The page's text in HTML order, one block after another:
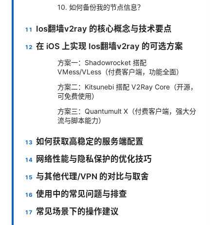
10. 如何备份我的节点信息？
Ios翻墙v2ray 的核心概念与技术要点
在 iOS 上实现 Ios翻墙v2ray 的可选方案
方案一：Shadowrocket 搭配
VMess/VLess（付费客户端，功能全面）
方案二：Kitsunebi 搭配 V2Ray Core（开源，
可免费使用）
方案三：Quantumult X（付费客户端，强大分
流与脚本能力）
如何获取高稳定的服务端配置
网络性能与隐私保护的优化技巧
与其他代理/VPN 的对比与取舍
使用中的常见问题与排查
常见场景下的操作建议